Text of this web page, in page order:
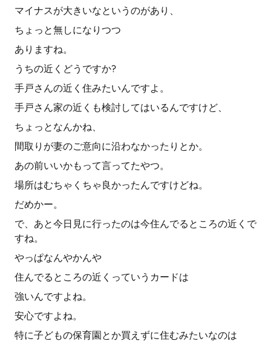
マイナスが大きいなというのがあり、
ちょっと無しになりつつ
ありますね。
うちの近くどうですか?
手戸さんの近く住みたいんですよ。
手戸さん家の近くも検討してはいるんですけど、
ちょっとなんかね、
間取りが妻のご意向に沿わなかったりとか。
あの前いいかもって言ってたやつ。
場所はむちゃくちゃ良かったんですけどね。
だめかー。
で、あと今日見に行ったのは今住んでるところの近くで
すね。
やっぱなんやかんや
住んでるところの近くっていうカードは
強いんですよね。
安心ですよね。
特に子どもの保育園とか買えずに住むみたいなのは